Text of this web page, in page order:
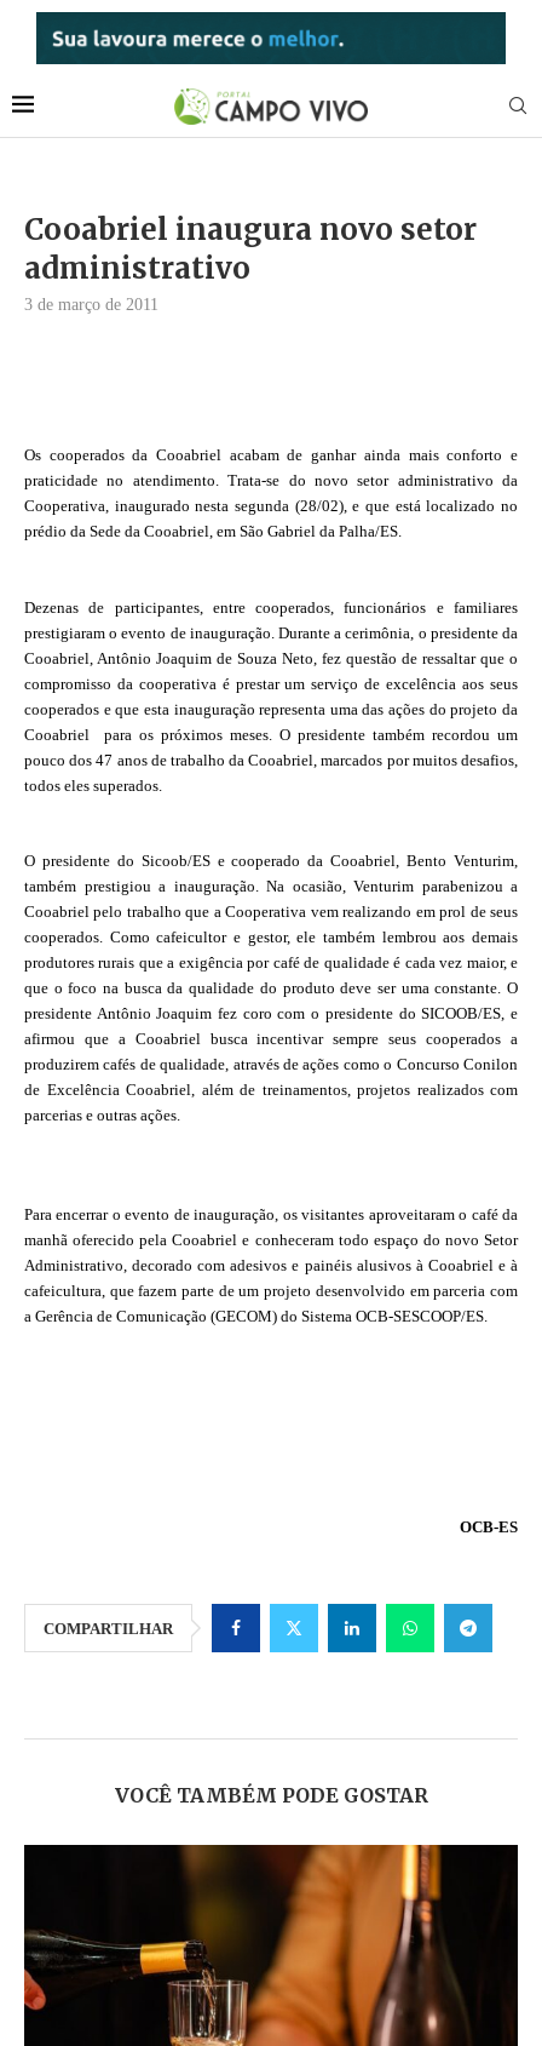
Cooabriel inaugura novo setor
administrativo
3 de março de 2011
Os cooperados da Cooabriel acabam de ganhar ainda mais conforto e
praticidade no atendimento. Trata-se do novo setor administrativo da
Cooperativa, inaugurado nesta segunda (28/02), e que está localizado no
prédio da Sede da Cooabriel, em São Gabriel da Palha/ES.
Dezenas de participantes, entre cooperados, funcionários e familiares
prestigiaram o evento de inauguração. Durante a cerimônia, o presidente da
Cooabriel, Antônio Joaquim de Souza Neto, fez questão de ressaltar que o
compromisso da cooperativa é prestar um serviço de excelência aos seus
cooperados e que esta inauguração representa uma das ações do projeto da
Cooabriel para os próximos meses. O presidente também recordou um
pouco dos 47 anos de trabalho da Cooabriel, marcados por muitos desafios,
todos eles superados.
O presidente do Sicoob/ES e cooperado da Cooabriel, Bento Venturim,
também prestigiou a inauguração. Na ocasião, Venturim parabenizou a
Cooabriel pelo trabalho que a Cooperativa vem realizando em prol de seus
cooperados. Como cafeicultor e gestor, ele também lembrou aos demais
produtores rurais que a exigência por café de qualidade é cada vez maior, e
que o foco na busca da qualidade do produto deve ser uma constante. O
presidente Antônio Joaquim fez coro com o presidente do SICOOB/ES, e
afirmou que a Cooabriel busca incentivar sempre seus cooperados a
produzirem cafés de qualidade, através de ações como o Concurso Conilon
de Excelência Cooabriel, além de treinamentos, projetos realizados com
parcerias e outras ações.
Para encerrar o evento de inauguração, os visitantes aproveitaram o café da
manhã oferecido pela Cooabriel e conheceram todo espaço do novo Setor
Administrativo, decorado com adesivos e painéis alusivos à Cooabriel e à
cafeicultura, que fazem parte de um projeto desenvolvido em parceria com
a Gerência de Comunicação (GECOM) do Sistema OCB-SESCOOP/ES.
OCB-ES
COMPARTILHAR
VOCÊ TAMBÉM PODE GOSTAR